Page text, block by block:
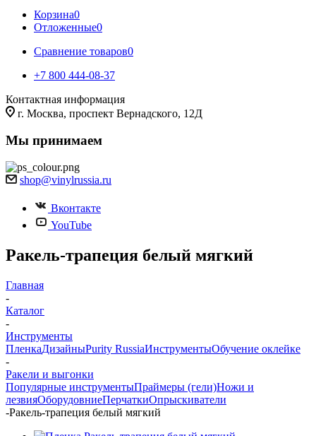
Корзина0
Отложенные0
Сравнение товаров0
+7 800 444-08-37
Контактная информация
г. Москва, проспект Вернадского, 12Д
Мы принимаем
shop@vinylrussia.ru
Вконтакте
YouTube
Ракель-трапеция белый мягкий
Главная
-
Каталог
-
Инструменты
ПленкаДизайныPurity RussiaИнструментыОбучение оклейке
-
Ракели и выгонки
Популярные инструментыПраймеры (гели)Ножи и
лезвияОборудовниеПерчаткиОпрыскиватели
-Ракель-трапеция белый мягкий